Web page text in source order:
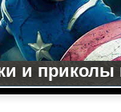
и приколы